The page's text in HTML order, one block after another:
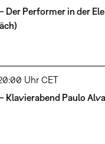
Der Performer in der
20:00 Uhr CET
Klavierabend Paulo